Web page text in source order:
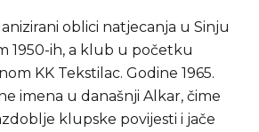
oblici natjecanja u Sinju
1950-ih, a klub u početku
KK Tekstilac. Godine 1965.
imena u današnji Alkar, čime
klupske povijesti i jače